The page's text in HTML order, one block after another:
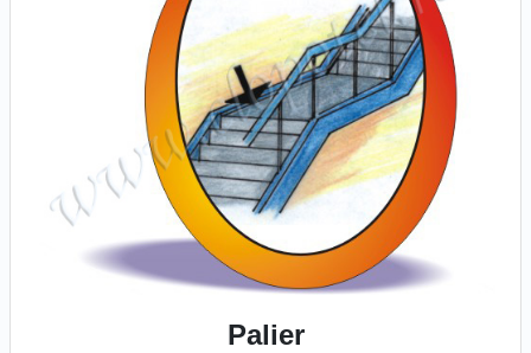
Palier